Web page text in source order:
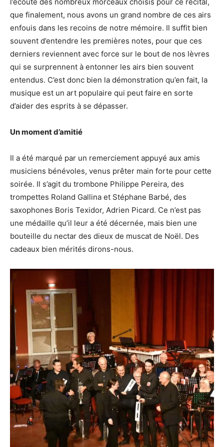
que finalement, nous avons un grand nombre de ces airs
enfouis dans les recoins de notre mémoire. Il suffit bien
souvent d’entendre les premières notes, pour que ces
derniers reviennent avec force sur le bout de nos lèvres
qui se surprennent à entonner les airs bien souvent
entendus. C’est donc bien la démonstration qu’en fait, la
musique est un art populaire qui peut faire en sorte
d’aider des esprits à se dépasser.
Un moment d’amitié
Il a été marqué par un remerciement appuyé aux amis
musiciens bénévoles, venus prêter main forte pour cette
soirée. Il s’agit du trombone Philippe Pereira, des
trompettes Roland Gallina et Stéphane Barbé, des
saxophones Boris Texidor, Adrien Picard. Ce n’est pas
une médaille qu’il leur a été décernée, mais bien une
bouteille du nectar des dieux de muscat de Noël. Des
cadeaux bien mérités dirons-nous.